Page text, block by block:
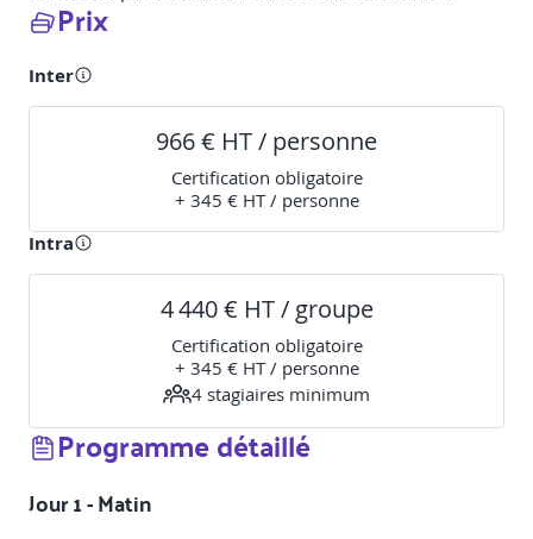
Prix
Inter
966 € HT / personne
Certification obligatoire
+ 345 € HT / personne
Intra
4 440 € HT / groupe
Certification obligatoire
+ 345 € HT / personne
4 stagiaires minimum
Programme détaillé
Jour 1 - Matin